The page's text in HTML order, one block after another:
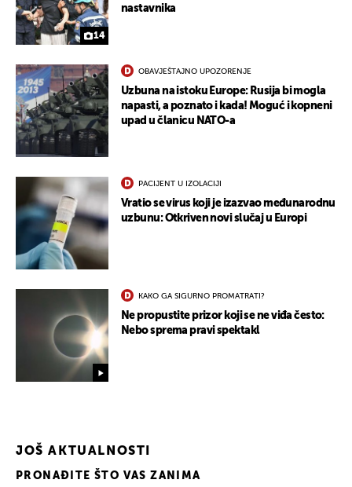
14
nastavnika
OBAVJEŠTAJNO UPOZORENJE
Uzbuna na istoku Europe: Rusija bi mogla
napasti, a poznato i kada! Moguć i kopneni
upad u članicu NATO-a
PACIJENT U IZOLACIJI
Vratio se virus koji je izazvao međunarodnu
uzbunu: Otkriven novi slučaj u Europi
KAKO GA SIGURNO PROMATRATI?
Ne propustite prizor koji se ne viđa često:
Nebo sprema pravi spektakl
JOŠ AKTUALNOSTI
PRONAĐITE ŠTO VAS ZANIMA